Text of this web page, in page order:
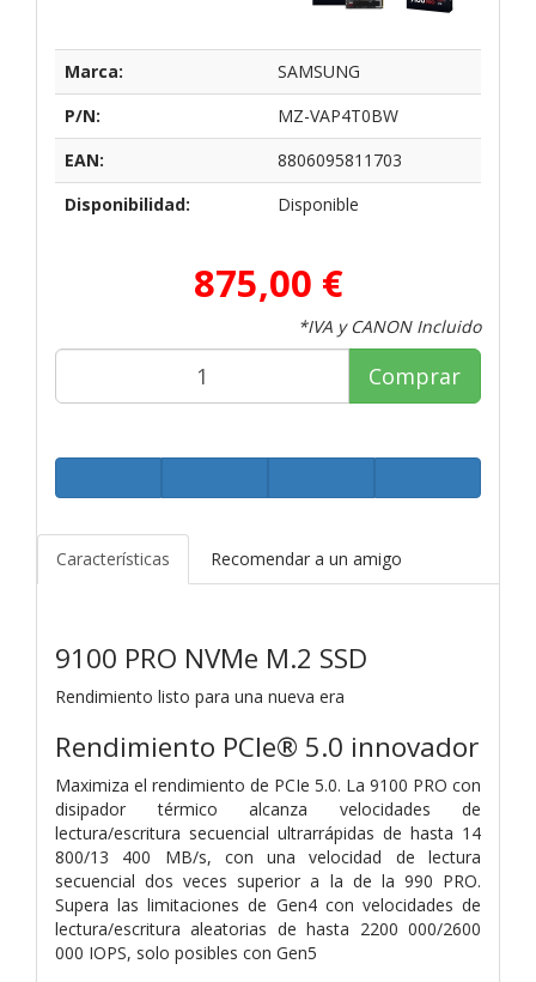
Marca:
SAMSUNG
P/N:
MZ-VAP4T0BW
EAN:
8806095811703
Disponibilidad:
Disponible
875,00 €
*IVA y CANON Incluido
Comprar
Características Recomendar a un amigo
9100 PRO NVMe M.2 SSD
Rendimiento listo para una nueva era
Rendimiento PCIe® 5.0 innovador
Maximiza el rendimiento de PCIe 5.0. La 9100 PRO con
disipador térmico alcanza velocidades de
lectura/escritura secuencial ultrarrápidas de hasta 14
800/13 400 MB/s, con una velocidad de lectura
secuencial dos veces superior a la de la 990 PRO.
Supera las limitaciones de Gen4 con velocidades de
lectura/escritura aleatorias de hasta 2200 000/2600
000 IOPS, solo posibles con Gen5